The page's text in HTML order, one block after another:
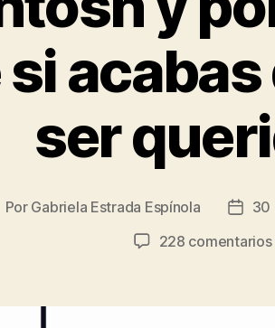
acabas
ser
Por Gabriela Estrada Espínola
Fecha
la
30
228 comentarios